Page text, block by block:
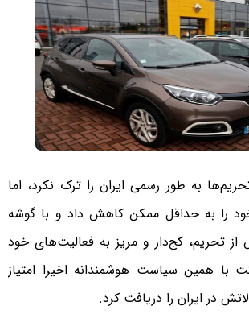
به طور رسمی ایران را ترک نکرد، اما
را به حداقل ممکن کاهش داد و با گوشه
تحریم، کج‌دار و مریز به فعالیت‌های خود
با همین سیاست‌ هوشمندانه اخیرا امتیاز
در ایران را دریافت کرد.